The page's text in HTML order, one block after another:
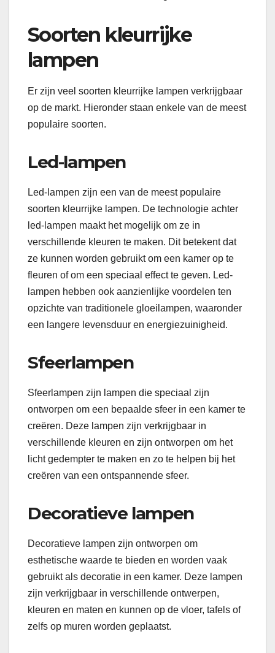
Soorten kleurrijke
lampen
Er zijn veel soorten kleurrijke lampen verkrijgbaar
op de markt. Hieronder staan enkele van de meest
populaire soorten.
Led-lampen
Led-lampen zijn een van de meest populaire
soorten kleurrijke lampen. De technologie achter
led-lampen maakt het mogelijk om ze in
verschillende kleuren te maken. Dit betekent dat
ze kunnen worden gebruikt om een ​​kamer op te
fleuren of om een ​​speciaal effect te geven. Led-
lampen hebben ook aanzienlijke voordelen ten
opzichte van traditionele gloeilampen, waaronder
een langere levensduur en energiezuinigheid.
Sfeerlampen
Sfeerlampen zijn lampen die speciaal zijn
ontworpen om een ​​bepaalde sfeer in een kamer te
creëren. Deze lampen zijn verkrijgbaar in
verschillende kleuren en zijn ontworpen om het
licht gedempter te maken en zo te helpen bij het
creëren van een ontspannende sfeer.
Decoratieve lampen
Decoratieve lampen zijn ontworpen om
esthetische waarde te bieden en worden vaak
gebruikt als decoratie in een kamer. Deze lampen
zijn verkrijgbaar in verschillende ontwerpen,
kleuren en maten en kunnen op de vloer, tafels of
zelfs op muren worden geplaatst.